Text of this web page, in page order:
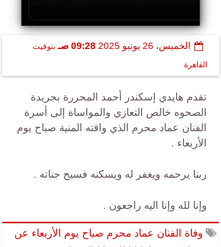
الخميس، 26 يونيو 2025 09:28 صـ بتوقيت
القاهرة
تقدم هايدي إسكندر أحمد المحررة بجريدة
الصحوه خالص التعازي والمواساة إلى أسرة
الفنان عماد محرم الذي وافته المنية صباح يوم
الأربعاء .
ربنا يرحمه ويغفر له ويسكنه فسيح جناته .
وإنا لله وإنا اليه راجعون .
وفاة الفنان عماد محرم صباح يوم الأربعاء عن